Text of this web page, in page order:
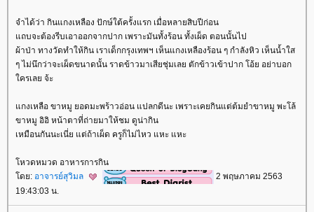
จำได้ว่า กินแกงเหลือง ปักษ์ใต้ครั้งแรก เมื่อหลายสิบปีก่อน
ถบจะต้องรีบเอาออกจากปาก เพราะมันทั้งร้อน ทั้งเผ็ด ตอนนั้นไป
ผ้าป่า ทางวัดทำให้กิน เราเด็กกรุงเทพฯ เห็นแกงเหลืองร้อน ๆ กำลังหิว เห็นน้ำใส
ๆ ไม่นึกว่าจะเผ็ดขนาดนั้น ราดข้าวมาเสียชุ่มเลย ตักข้าวเข้าปาก โอ้ย อย่าบอก
ครเลย จ้ะ
กงเหลือ ขาหมู ยอดมะพร้าวอ่อน แปลกดีนะ เพราะเคยกินแต่ต้มยำขาหมู พะโล้
ขาหมู อิอิ หน้าตาที่ถ่ายมาให้ชม ดูน่ากิน
เหมือนกันนะเนี่ย แต่ถ้าเผ็ด ครูก็ไม่ไหว แหะ แหะ
หวดหมวด อาหารการกิน
ดย: อาจารย์สุวิมล
2 พฤษภาคม 2563
19:43:03 น.